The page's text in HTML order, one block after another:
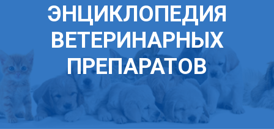
ЭНЦИКЛОПЕДИЯ
ВЕТЕРИНАРНЫХ
ПРЕПАРАТОВ